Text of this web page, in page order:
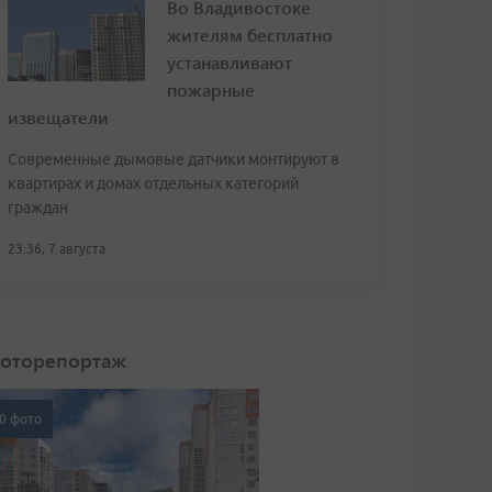
Во Владивостоке
жителям бесплатно
устанавливают
пожарные
извещатели
Современные дымовые датчики монтируют в
квартирах и домах отдельных категорий
граждан
23:36, 7 августа
фото